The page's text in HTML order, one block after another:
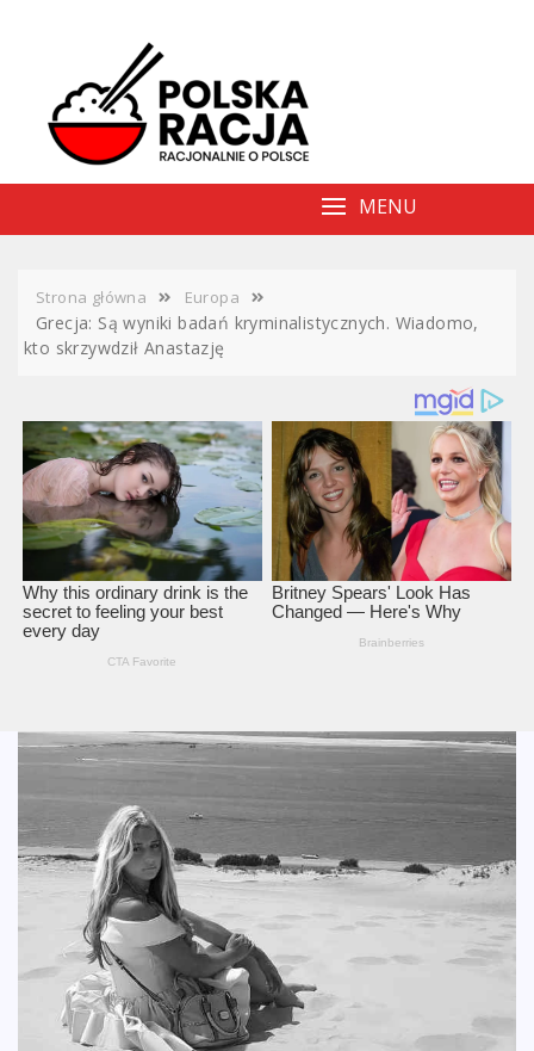
MENU
Strona główna Europa
Grecja: Są wyniki badań kryminalistycznych. Wiadomo,
kto skrzywdził Anastazję